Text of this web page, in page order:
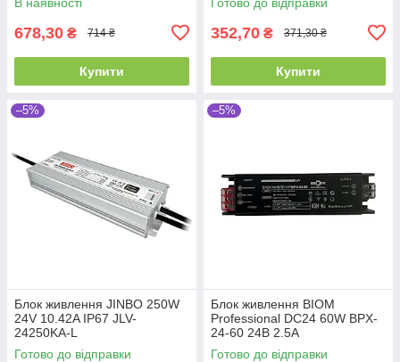
678,30 ₴ 714 ₴
Купити
352,70 ₴ 371,30 ₴
Купити
–5%
Блок живлення JINBO 250W
24V 10.42A IP67 JLV-
24250KA-L
Готово до відправки
–5%
Блок живлення BIOM
Professional DC24 60W BPX-
24-60 24В 2.5А
Готово до відправки